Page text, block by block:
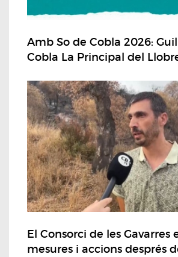
Amb So de Cobla 2026:
Cobla La Principal del
El Consorci de les Gavarres
mesures i accions després